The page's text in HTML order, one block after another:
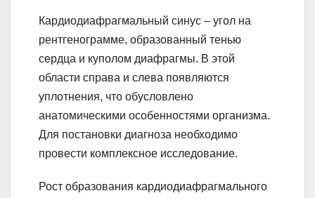
Кардиодиафрагмальный синус – угол на
рентгенограмме, образованный тенью
сердца и куполом диафрагмы. В этой
области справа и слева появляются
уплотнения, что обусловлено
анатомическими особенностями организма.
Для постановки диагноза необходимо
провести комплексное исследование.
Рост образования кардиодиафрагмального